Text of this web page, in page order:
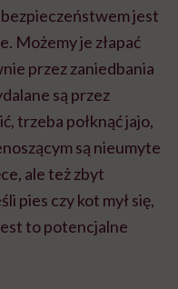
jest
Możemy je złapać
przez zaniedbania
są przez
trzeba połknąć jajo,
są nieumyte
ale też zbyt
pies czy kot mył się,
to potencjalne